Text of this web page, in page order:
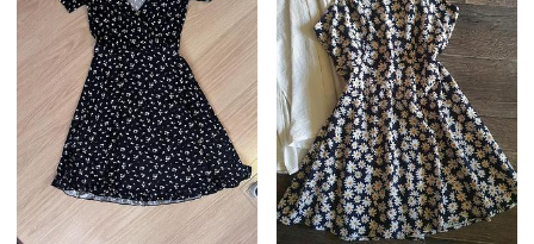
237 грн 8
250 грн
распродажа до 08 авг.
330 грн 3
Shein
Платье сарафан в